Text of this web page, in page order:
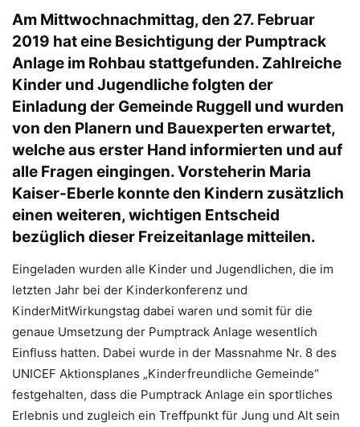
Am Mittwochnachmittag, den 27. Februar
2019 hat eine Besichtigung der Pumptrack
Anlage im Rohbau stattgefunden. Zahlreiche
Kinder und Jugendliche folgten der
Einladung der Gemeinde Ruggell und wurden
von den Planern und Bauexperten erwartet,
welche aus erster Hand informierten und auf
alle Fragen eingingen. Vorsteherin Maria
Kaiser-Eberle konnte den Kindern zusätzlich
einen weiteren, wichtigen Entscheid
bezüglich dieser Freizeitanlage mitteilen.
Eingeladen wurden alle Kinder und Jugendlichen, die im
letzten Jahr bei der Kinderkonferenz und
KinderMitWirkungstag dabei waren und somit für die
genaue Umsetzung der Pumptrack Anlage wesentlich
Einfluss hatten. Dabei wurde in der Massnahme Nr. 8 des
UNICEF Aktionsplanes „Kinderfreundliche Gemeinde“
festgehalten, dass die Pumptrack Anlage ein sportliches
Erlebnis und zugleich ein Treffpunkt für Jung und Alt sein